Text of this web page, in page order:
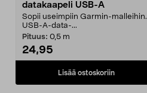
datakaapeli USB-A
Sopii useimpiin Garmin-malleihin.
USB-A-data-...
Pituus: 0,5 m
24,95
Lisää ostoskoriin